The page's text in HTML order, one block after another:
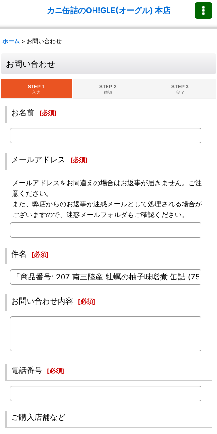
カニ缶詰のOH!GLE(オーグル) 本店
ホーム > お問い合わせ
お問い合わせ
STEP 1
入力
STEP 2
確認
STEP 3
完了
お名前 [必須]
メールアドレス [必須]
メールアドレスをお間違えの場合はお返事が届きません。ご注
意ください。
また、弊店からのお返事が迷惑メールとして処理される場合が
ございますので、迷惑メールフォルダもご確認ください。
件名 [必須]
お問い合わせ内容 [必須]
電話番号 [必須]
ご購入店舗など